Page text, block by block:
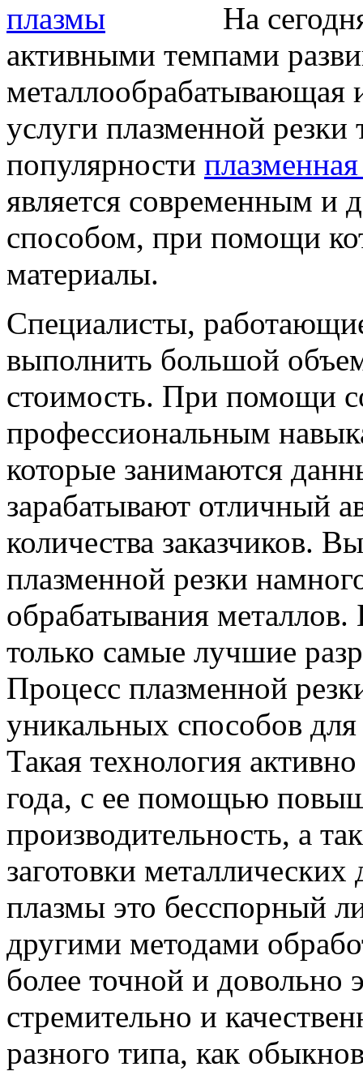
На
активными темпами
металлообрабатывающая
услуги плазменной
популярности плазменная
является современным и
способом, при помощи
материалы.
Специалисты,
выполнить большой
стоимость. При помощи
профессиональным
которые занимаются
зарабатывают отличный
количества заказчиков.
плазменной резки
обрабатывания
только самые лучшие
Процесс плазменной
уникальных способов
Такая технология
года, с ее помощью
производительность, а
заготовки
плазмы это бесспорный
другими методами
более точной и довольно
стремительно и
разного типа, как